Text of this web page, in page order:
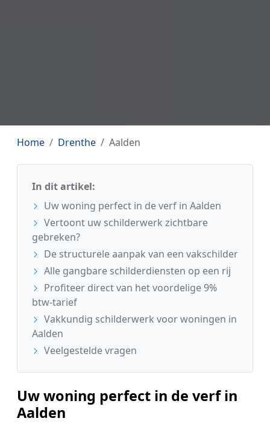
Home Drenthe Aalden
In dit artikel:
Uw woning perfect in de verf in Aalden
Vertoont uw schilderwerk zichtbare
gebreken?
De structurele aanpak van een vakschilder
Alle gangbare schilderdiensten op een rij
Profiteer direct van het voordelige 9%
btw-tarief
Vakkundig schilderwerk voor woningen in
Aalden
Veelgestelde vragen
Uw woning perfect in de verf in
Aalden